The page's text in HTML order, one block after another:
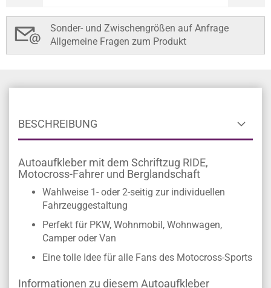
Sonder- und Zwischengrößen auf Anfrage
Allgemeine Fragen zum Produkt
BESCHREIBUNG
Autoaufkleber mit dem Schriftzug RIDE,
Motocross-Fahrer und Berglandschaft
Wahlweise 1- oder 2-seitig zur individuellen
Fahrzeuggestaltung
Perfekt für PKW, Wohnmobil, Wohnwagen,
Camper oder Van
Eine tolle Idee für alle Fans des Motocross-Sports
Informationen zu diesem Autoaufkleber